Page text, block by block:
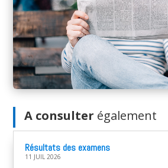
A consulter également
Résultats des examens
11 JUIL 2026